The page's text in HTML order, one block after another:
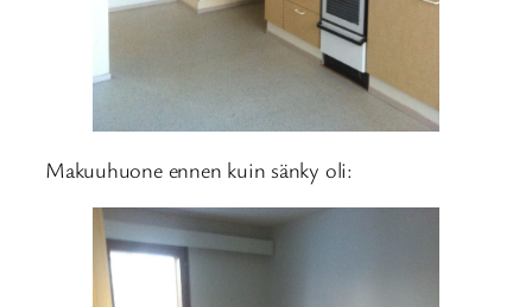
Makuuhuone ennen kuin sänky oli: